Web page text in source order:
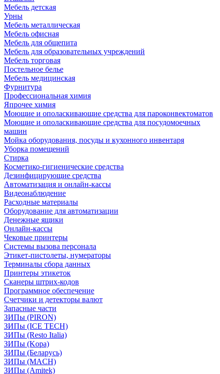
Мебель детская
Урны
Мебель металлическая
Мебель офисная
Мебель для общепита
Мебель для образовательных учреждений
Мебель торговая
Постельное белье
Мебель медицинская
Фурнитура
Профессиональная химия
Япрочее химия
Моющие и ополаскивающие средства для пароконвектоматов
Моющие и ополаскивающие средства для посудомоечных
машин
Мойка оборудования, посуды и кухонного инвентаря
Уборка помещений
Стирка
Косметико-гигиенические средства
Дезинфицирующие средства
Автоматизация и онлайн-кассы
Видеонаблюдение
Расходные материалы
Оборудование для автоматизации
Денежные ящики
Онлайн-кассы
Чековые принтеры
Системы вызова персонала
Этикет-пистолеты, нумераторы
Терминалы сбора данных
Принтеры этикеток
Сканеры штрих-кодов
Программное обеспечение
Счетчики и детекторы валют
Запасные части
ЗИПы (PIRON)
ЗИПы (ICE TECH)
ЗИПы (Resto Italia)
ЗИПы (Kopa)
ЗИПы (Беларусь)
ЗИПы (MACH)
ЗИПы (Amitek)